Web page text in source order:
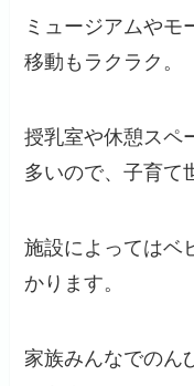
ミュージアムやモ
移動もラクラク。
授乳室や休憩スペ
多いので、子育て
施設によってはベ
かります。
家族みんなでのん